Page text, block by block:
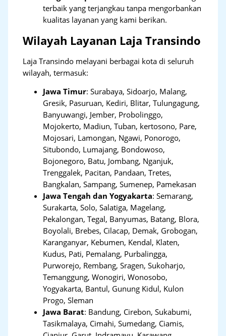
terbaik yang terjangkau tanpa mengorbankan
kualitas layanan yang kami berikan.
Wilayah Layanan Laja Transindo
Laja Transindo melayani berbagai kota di seluruh
wilayah, termasuk:
Jawa Timur:Surabaya, Sidoarjo, Malang,
Gresik, Pasuruan, Kediri, Blitar, Tulungagung,
Banyuwangi, Jember, Probolinggo,
Mojokerto, Madiun, Tuban, kertosono, Pare,
Mojosari, Lamongan, Ngawi, Ponorogo,
Situbondo, Lumajang, Bondowoso,
Bojonegoro, Batu, Jombang, Nganjuk,
Trenggalek, Pacitan, Pandaan, Tretes,
Bangkalan, Sampang, Sumenep, Pamekasan
Jawa Tengah dan Yogyakarta:Semarang,
Surakarta, Solo, Salatiga, Magelang,
Pekalongan, Tegal, Banyumas, Batang, Blora,
Boyolali, Brebes, Cilacap, Demak, Grobogan,
Karanganyar, Kebumen, Kendal, Klaten,
Kudus, Pati, Pemalang, Purbalingga,
Purworejo, Rembang, Sragen, Sukoharjo,
Temanggung, Wonogiri, Wonosobo,
Yogyakarta, Bantul, Gunung Kidul, Kulon
Progo, Sleman
Jawa Barat: Bandung, Cirebon, Sukabumi,
Tasikmalaya, Cimahi, Sumedang, Ciamis,